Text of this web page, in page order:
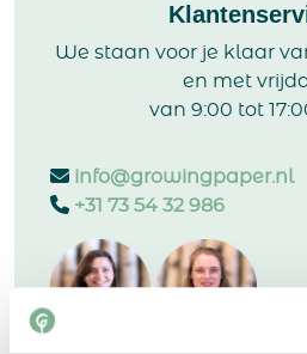
We staan voor je klaar
en met
van 9:00 tot
info@growingpaper.nl
+31 73 54 32 986